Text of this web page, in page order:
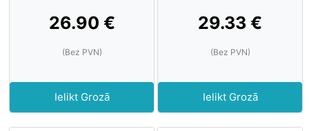
26.90 €
(Bez PVN)
Ielikt Grozā
29.33 €
(Bez PVN)
Ielikt Grozā